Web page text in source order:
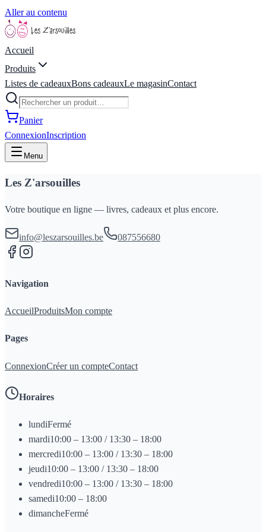
Aller au contenu
Accueil
Produits
Listes de cadeauxBons cadeauxLe magasinContact
Panier
ConnexionInscription
Menu
Les Z'arsouilles
Votre boutique en ligne — livres, cadeaux et plus encore.
info@leszarsouilles.be 087556680
Navigation
AccueilProduitsMon compte
Pages
ConnexionCréer un compteContact
Horaires
lundiFermé
mardi10:00 – 13:00 / 13:30 – 18:00
mercredi10:00 – 13:00 / 13:30 – 18:00
jeudi10:00 – 13:00 / 13:30 – 18:00
vendredi10:00 – 13:00 / 13:30 – 18:00
samedi10:00 – 18:00
dimancheFermé